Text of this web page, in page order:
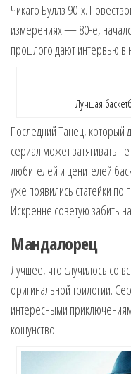
Чикаго Буллз 90-х.
измерениях — 80-е,
прошлого дают интервью в
Лучшая
Последний Танец, который
сериал может затягивать
любителей и ценителей
уже появились статейки
Искренне советую забить
Мандалорец
Лучшее, что случилось со
оригинальной трилогии.
интересными
кощунство!